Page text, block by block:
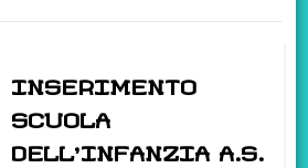
INSERIMENTO
SCUOLA
DELL’INFANZIA A.S.